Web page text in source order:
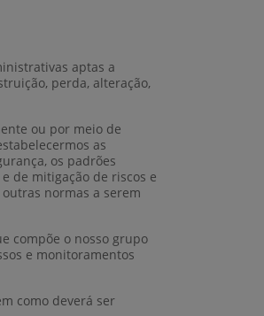
aptas a
perda, alteração,
ou por meio de
as
os padrões
de mitigação de riscos e
normas a serem
compõe o nosso grupo
e monitoramentos
como deverá ser